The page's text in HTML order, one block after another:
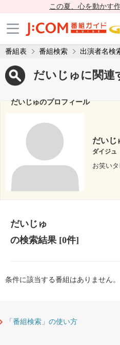
この夏、心を動かす
番組表 番組検索 出演者名検
だいじゅに関連
だいじゅのプロフィール
だいじ
ダイジュ
お笑いタ
だいじゅ
の検索結果[0件]
条件に該当する番組はありません。
「番組検索」の使い方